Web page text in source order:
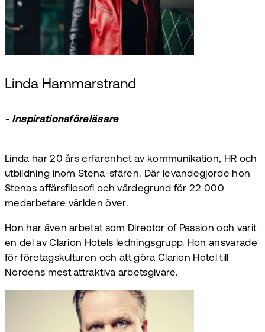
Linda Hammarstrand
- Inspirationsföreläsare
Linda har 20 års erfarenhet av kommunikation, HR och
utbildning inom Stena-sfären. Där levandegjorde hon
Stenas affärsfilosofi och värdegrund för 22 000
medarbetare världen över.
Hon har även arbetat som Director of Passion och varit
en del av Clarion Hotels ledningsgrupp. Hon ansvarade
för företagskulturen och att göra Clarion Hotel till
Nordens mest attraktiva arbetsgivare.